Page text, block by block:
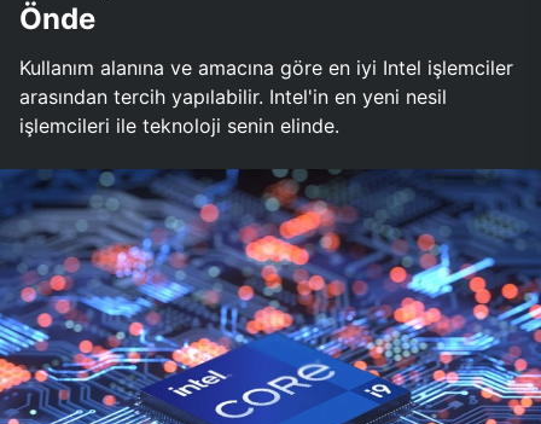
Önde
Kullanım alanına ve amacına göre en iyi Intel işlemciler
arasından tercih yapılabilir. Intel'in en yeni nesil
işlemcileri ile teknoloji senin elinde.